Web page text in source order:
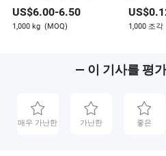
US$6.00-6.50
1,000 kg (MOQ)
US$
1,000 조각
— 이 기사를 평
매우 가난한 가난한 좋은